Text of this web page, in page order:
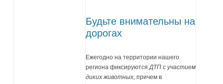
Будьте внимательны на
дорогах
Ежегодно на территории нашего
региона фиксируютсяДТП с участием
диких животных, причем в